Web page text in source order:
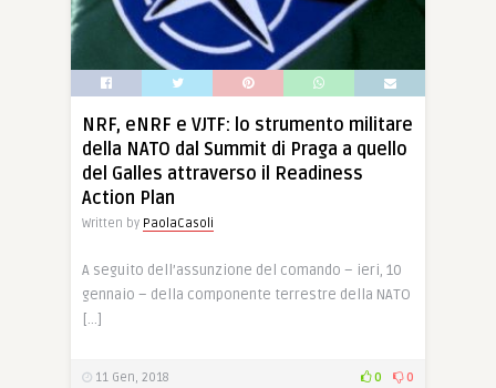
NRF, eNRF e VJTF: lo strumento militare
della NATO dal Summit di Praga a quello
del Galles attraverso il Readiness
Action Plan
Written by PaolaCasoli
A seguito dell’assunzione del comando – ieri, 10
gennaio – della componente terrestre della NATO
[…]
11 Gen, 2018 0 0